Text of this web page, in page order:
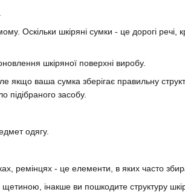
Оскільки шкіряні сумки - це дорогі речі,
шкіряної поверхні виробу.
якщо ваша сумка зберігає правильну
підібраного засобу.
одягу.
ремінцях - це елементи, в яких часто
інакше ви пошкодите структуру